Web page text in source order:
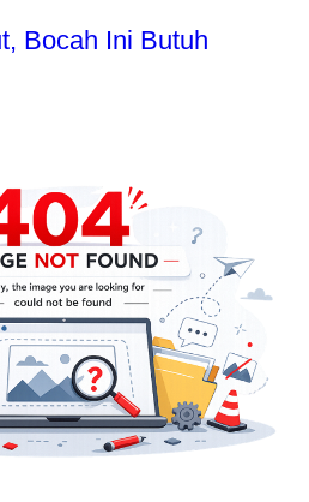
Bocah Ini Butuh